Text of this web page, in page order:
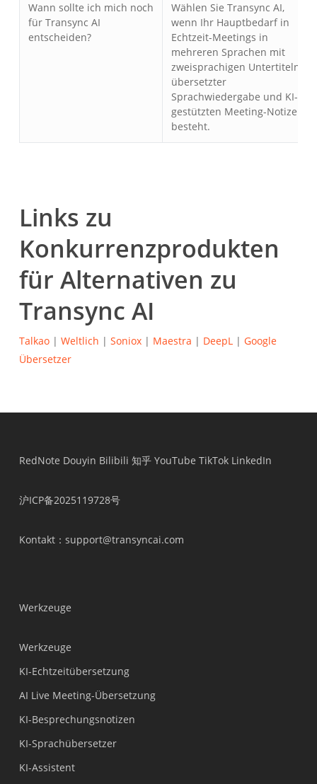
Wann sollte ich mich noch
für Transync AI
entscheiden?
Wählen Sie Transync AI,
wenn Ihr Hauptbedarf in
Echtzeit-Meetings in
mehreren Sprachen mit
zweisprachigen Untertiteln,
übersetzter
Sprachwiedergabe und KI-
gestützten Meeting-Notizen
besteht.
Links zu
Konkurrenzprodukten
für Alternativen zu
Transync AI
Talkao| Weltlich | Soniox| Maestra | DeepL| Google
Übersetzer
RedNote Douyin Bilibili 知乎 YouTube TikTok LinkedIn
沪ICP备2025119728号
Kontakt：support@transyncai.com
Werkzeuge
Werkzeuge
KI-Echtzeitübersetzung
AI Live Meeting-Übersetzung
KI-Besprechungsnotizen
KI-Sprachübersetzer
KI-Assistent